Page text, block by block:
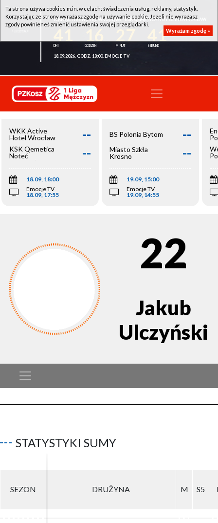
WKK ACTIVE HOTEL WROCŁAW - KSK QEMETICA NOTEĆ INOWROCŁAW
41
18.09.2026, GODZ. 18:00, EMOCJE TV
WKK Active
Hotel Wrocław
--
KSK Qemetica
Noteć
Inowrocław
--
18.09, 18:00
Emocje TV
18.09, 17:55
BS Polonia Bytom --
Miasto Szkła
Krosno
--
19.09, 15:00
Emocje TV
19.09, 14:55
22
Jakub
Ulczyński
STATYSTYKI SUMY
SEZON DRUŻYNA M S5
SEZON DRUŻYNA M S5
Ta strona używa cookies m.in. w celach: świadczenia usług, reklamy, statystyk.
Korzystając ze strony wyrażasz zgodę na używanie cookie. Jeżeli nie wyrażasz
zgody powinieneś zmienić ustawienia swojej przeglądarki.
Wyrażam zgodę »